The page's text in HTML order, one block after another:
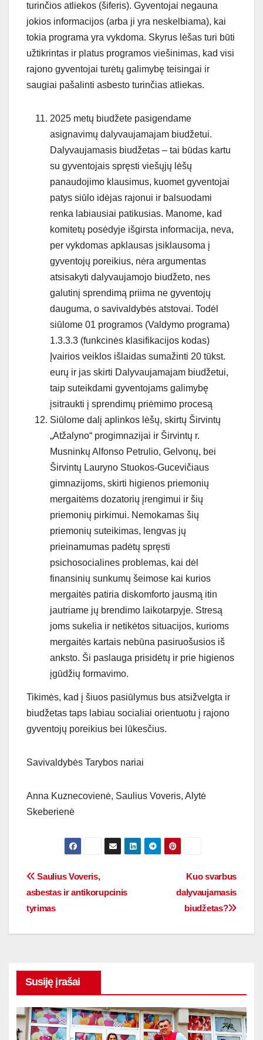
turinčios atliekos (šiferis). Gyventojai negauna
jokios informacijos (arba ji yra neskelbiama), kai
tokia programa yra vykdoma. Skyrus lėšas turi būti
užtikrintas ir platus programos viešinimas, kad visi
rajono gyventojai turėtų galimybę teisingai ir
saugiai pašalinti asbesto turinčias atliekas.
2025 metų biudžete pasigendame
asignavimų dalyvaujamajam biudžetui.
Dalyvaujamasis biudžetas – tai būdas kartu
su gyventojais spręsti viešųjų lėšų
panaudojimo klausimus, kuomet gyventojai
patys siūlo idėjas rajonui ir balsuodami
renka labiausiai patikusias. Manome, kad
komitetų posėdyje išgirsta informacija, neva,
per vykdomas apklausas įsiklausoma į
gyventojų poreikius, nėra argumentas
atsisakyti dalyvaujamojo biudžeto, nes
galutinį sprendimą priima ne gyventojų
dauguma, o savivaldybės atstovai. Todėl
siūlome 01 programos (Valdymo programa)
1.3.3.3 (funkcinės klasifikacijos kodas)
Įvairios veiklos išlaidas sumažinti 20 tūkst.
eurų ir jas skirti Dalyvaujamajam biudžetui,
taip suteikdami gyventojams galimybę
įsitraukti į sprendimų priėmimo procesą
Siūlome dalį aplinkos lėšų, skirtų Širvintų
„Atžalyno“ progimnazijai ir Širvintų r.
Musninkų Alfonso Petrulio, Gelvonų, bei
Širvintų Lauryno Stuokos-Gucevičiaus
gimnazijoms, skirti higienos priemonių
mergaitėms dozatorių įrengimui ir šių
priemonių pirkimui. Nemokamas šių
priemonių suteikimas, lengvas jų
prieinamumas padėtų spręsti
psichosocialines problemas, kai dėl
finansinių sunkumų šeimose kai kurios
mergaitės patiria diskomforto jausmą itin
jautriame jų brendimo laikotarpyje. Stresą
joms sukelia ir netikėtos situacijos, kurioms
mergaitės kartais nebūna pasiruošusios iš
anksto. Ši paslauga prisidėtų ir prie higienos
įgūdžių formavimo.
Tikimės, kad į šiuos pasiūlymus bus atsižvelgta ir
biudžetas taps labiau socialiai orientuotu į rajono
gyventojų poreikius bei lūkesčius.
Savivaldybės Tarybos nariai
Anna Kuznecovienė, Saulius Voveris, Alytė
Skeberienė
Kuo svarbus
dalyvaujamasis
biudžetas?
Saulius Voveris,
asbestas ir antikorupcinis
tyrimas
Susiję įrašai